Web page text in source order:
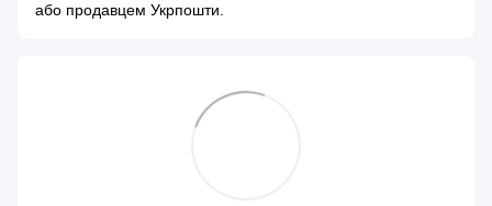
або продавцем Укрпошти.